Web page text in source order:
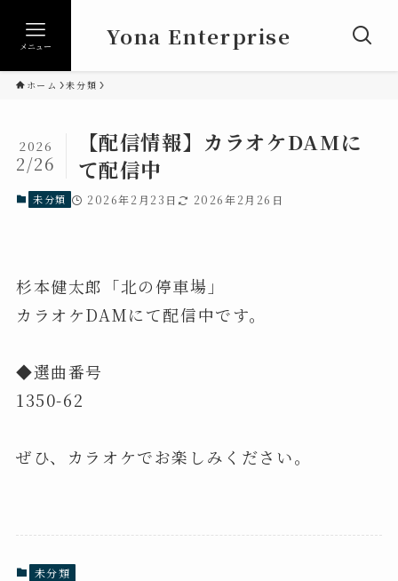
Yona Enterprise
メニュー
ホーム 未分類
【配信情報】カラオケDAMに
て配信中
2026
2/26
未分類 2026年2月23日 2026年2月26日
杉本健太郎「北の停車場」
カラオケDAMにて配信中です。
◆選曲番号
1350-62
ぜひ、カラオケでお楽しみください。
未分類